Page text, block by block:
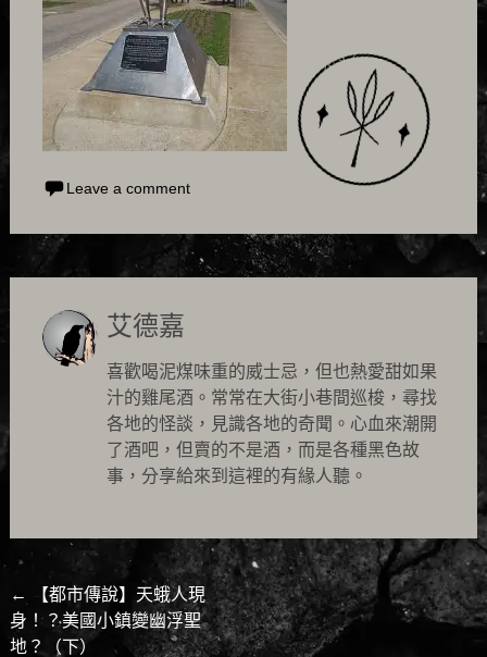
Leave a comment
艾德嘉
喜歡喝泥煤味重的威士忌，但也熱愛甜如果
汁的雞尾酒。常常在大街小巷間巡梭，尋找
各地的怪談，見識各地的奇聞。心血來潮開
了酒吧，但賣的不是酒，而是各種黑色故
事，分享給來到這裡的有緣人聽。
Post
navigation
←
【都市傳說】天蛾人現
身！？美國小鎮變幽浮聖
地？（下）